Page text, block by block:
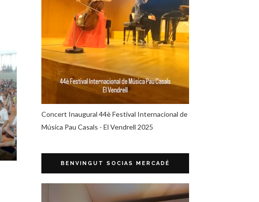
Concert Inaugural 44è Festival Internacional de
Música Pau Casals - El Vendrell 2025
BENVINGUT SOCIAS MERCADÉ